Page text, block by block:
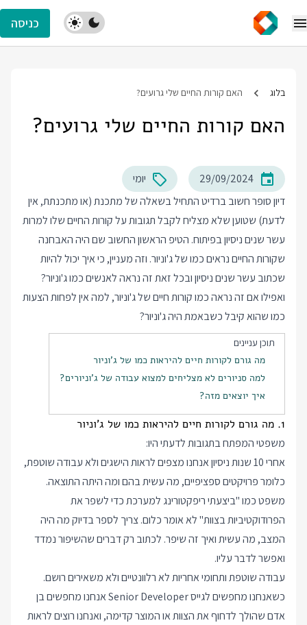
כניסה
בלוג האם קורות החיים שלי גרועים?
האם קורות החיים שלי גרועים?
29/09/2024
יומי
דיון סופר חשוב ברדיט התחיל בשאלה של מתכנת (או מתכנתת, אין
לדעת) שטוען שלא מצליח לקבל תגובות על קורות החיים שלו למרות
עשר שנים ניסיון בפיתוח. הטיפ הראשון החשוב שם היה האבחנה
שקורות החיים נראים כמו של ג'וניור. וזה מעניין, כי איך יכול להיות
שכתוב עשר שנים ניסיון ובכל זאת זה נראה לאנשים כמו ג'וניור?
ואפילו אם זה נראה כמו קורות חיים של ג'וניור, למה אין לפחות הצעות
כמו שהוא קיבל כשבאמת היה ג'וניור?
תוכן עניינים
מה גורם לקורות חיים להיראות כמו של ג'וניור
למה סניורים לא מצליחים למצוא עבודה של ג'וניורים?
איך יוצאים מזה?
1. מה גורם לקורות חיים להיראות כמו של ג'וניור
משפטי המפתח בתגובות לדעתי היו:
אחרי 10 שנות ניסיון אנחנו מצפים לראות הישגים ולא עבודה שוטפת,
כלומר פרויקטים ספציפיים, מה עשית בהם ומה היתה התוצאה.
משפט כמו "ביצעתי ריפקטורינג למערכת כדי לשפר את
הפרודוקטיביות בצוות" לא אומר כלום. צריך לספר בדיוק מה היה
המצב, מה עשית ואיך זה שיפר. לכתוב רק דברים שהשיפור נמדד
ואפשר לדבר עליו.
עבודה שוטפת ותחומי אחריות לא רלוונטיים ולא משאירים רושם.
כשאנחנו מחפשים לגייס Senior Developer אנחנו מחפשים בן
אדם שהולך לדחוף את הצוות או המוצר קדימה, ואנחנו רוצים לראות